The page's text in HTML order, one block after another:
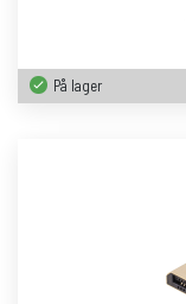
På lager